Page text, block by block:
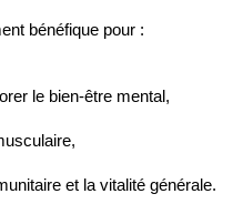
bénéfique pour :
le bien-être mental,
et la vitalité générale.